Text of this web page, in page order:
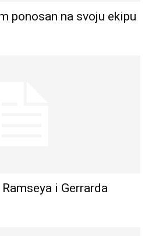
ponosan na svoju ekipu
i Gerrarda